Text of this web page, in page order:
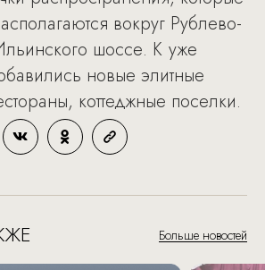
вокруг Рублево-
шоссе. К уже
новые элитные
коттеджные поселки.
Больше новостей